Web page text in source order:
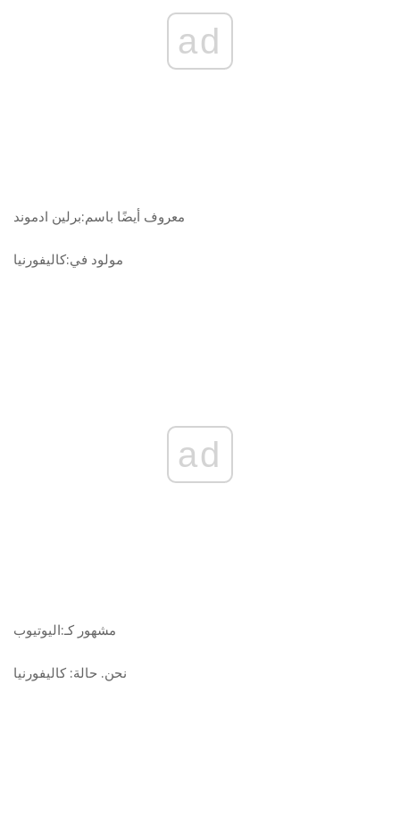
ad
معروف أيضًا باسم:برلين ادموند
مولود في:كاليفورنيا
ad
مشهور كـ:اليوتيوب
نحن. حالة: كاليفورنيا